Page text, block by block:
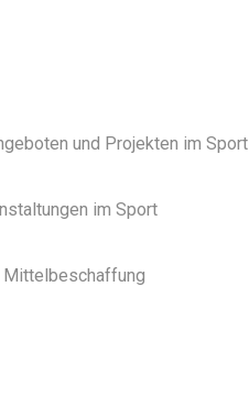
und Projekten im Sport
im Sport
Mittelbeschaffung